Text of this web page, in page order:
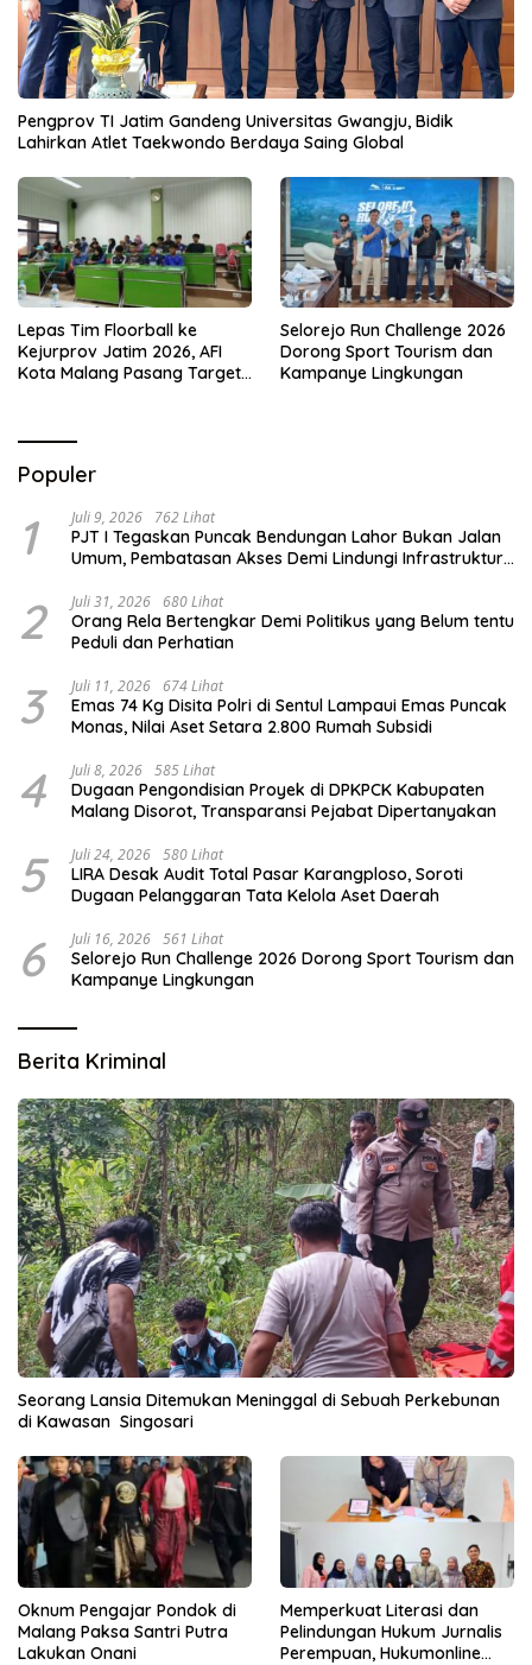
Pengprov TI Jatim Gandeng Universitas Gwangju, Bidik
Lahirkan Atlet Taekwondo Berdaya Saing Global
Lepas Tim Floorball ke
Kejurprov Jatim 2026, AFI
Kota Malang Pasang Target
Selorejo Run Challenge 2026
Dorong Sport Tourism dan
Kampanye Lingkungan
Populer
1 Juli 9, 2026 762 Lihat
PJT I Tegaskan Puncak Bendungan Lahor Bukan Jalan
Umum, Pembatasan Akses Demi Lindungi Infrastruktur
2 Juli 31, 2026 680 Lihat
Orang Rela Bertengkar Demi Politikus yang Belum tentu
Peduli dan Perhatian
3 Juli 11, 2026 674 Lihat
Emas 74 Kg Disita Polri di Sentul Lampaui Emas Puncak
Monas, Nilai Aset Setara 2.800 Rumah Subsidi
4 Juli 8, 2026 585 Lihat
Dugaan Pengondisian Proyek di DPKPCK Kabupaten
Malang Disorot, Transparansi Pejabat Dipertanyakan
5 Juli 24, 2026 580 Lihat
LIRA Desak Audit Total Pasar Karangploso, Soroti
Dugaan Pelanggaran Tata Kelola Aset Daerah
6 Juli 16, 2026 561 Lihat
Selorejo Run Challenge 2026 Dorong Sport Tourism dan
Kampanye Lingkungan
Berita Kriminal
Seorang Lansia Ditemukan Meninggal di Sebuah Perkebunan
di Kawasan Singosari
Oknum Pengajar Pondok di
Malang Paksa Santri Putra
Lakukan Onani
Memperkuat Literasi dan
Pelindungan Hukum Jurnalis
Perempuan, Hukumonline